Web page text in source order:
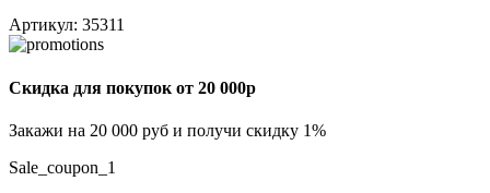
Артикул: 35311
Скидка для покупок от 20 000р
Закажи на 20 000 руб и получи скидку 1%
Sale_coupon_1